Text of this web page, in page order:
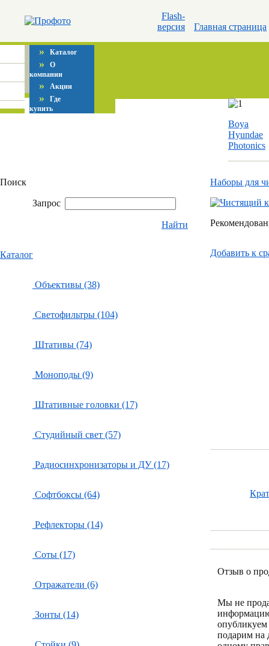
Flash-
версия
Главная страница
» Каталог
» О
компании
» Акции
» Где
купить
Boya
Hyundae
Photonics
Поиск
Запрос
Найти
Каталог
Объективы (38)
Светофильтры (104)
Штативы (74)
Моноподы (9)
Штативные головки (17)
Студийный свет (57)
Радиосинхронизаторы и ДУ (17)
Софтбоксы (64)
Рефлекторы (14)
Соты (17)
Отражатели (6)
Зонты (14)
Наборы для
Добавить к
Отзыв о
Мы не
опубликуем
подарим на